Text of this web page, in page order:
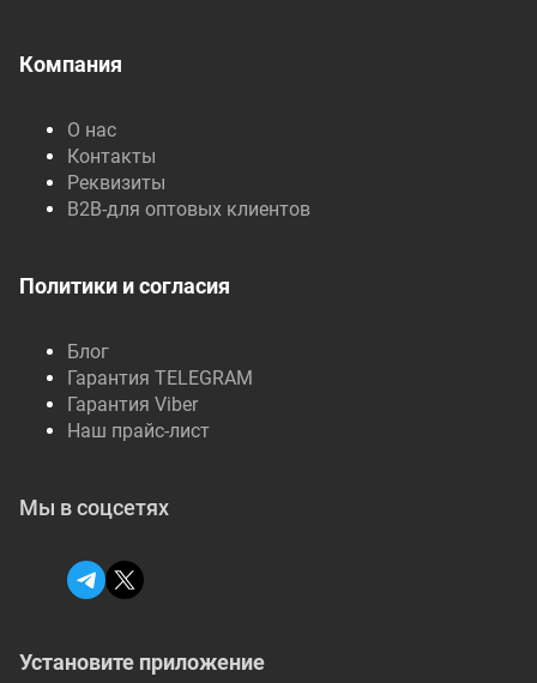
Компания
О нас
Контакты
Реквизиты
B2B-для оптовых клиентов
Политики и согласия
Блог
Гарантия TELEGRAM
Гарантия Viber
Наш прайс-лист
Установите приложение
Мы в соцсетях